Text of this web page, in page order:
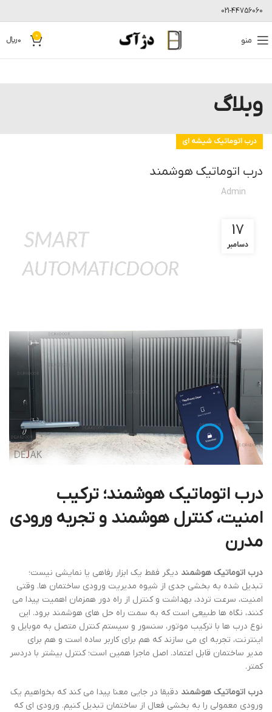
021-44756060
منو 0
0﷼
وبلاگ
درب اتوماتیک شیشه ای
درب اتوماتیک هوشمند
Admin
17
دسامبر
درب اتوماتیک هوشمند؛ ترکیب
امنیت، کنترل هوشمند و تجربه ورودی
مدرن
درب اتوماتیک هوشمند دیگر فقط یک ابزار رفاهی یا نمایشی نیست؛
تبدیل شده به بخشی جدی از شیوه مدیریت ورودی ساختمان ها. وقتی
امنیت، سرعت تردد، بهداشت و کنترل از راه دور همزمان اهمیت پیدا می
کنند، نگاه ها طبیعی است که به سمت راه حل های هوشمند برود. این
نوع درب ها با ترکیب موتور، سنسور و سیستم کنترل متصل به موبایل و
اینترنت، تجربه ای می سازند که هم برای کاربر ساده است و هم برای
مدیر ساختمان قابل اعتماد. اصل ماجرا همین است؛ کنترل بیشتر با دردسر
کمتر.
درب اتوماتیک هوشمند دقیقا در جایی معنا پیدا می کند که بخواهیم یک
ورودی معمولی را به بخشی فعال از ساختمان تبدیل کنیم. ورودی ای که